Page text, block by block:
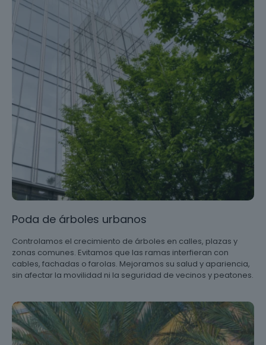
Poda de árboles urbanos
Controlamos el crecimiento de árboles en calles, plazas y
zonas comunes. Evitamos que las ramas interfieran con
cables, fachadas o farolas. Mejoramos su salud y apariencia,
sin afectar la movilidad ni la seguridad de vecinos y peatones.